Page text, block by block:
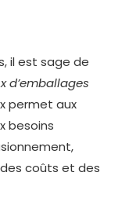
il est sage de
d’emballages
permet aux
besoins
coûts et des